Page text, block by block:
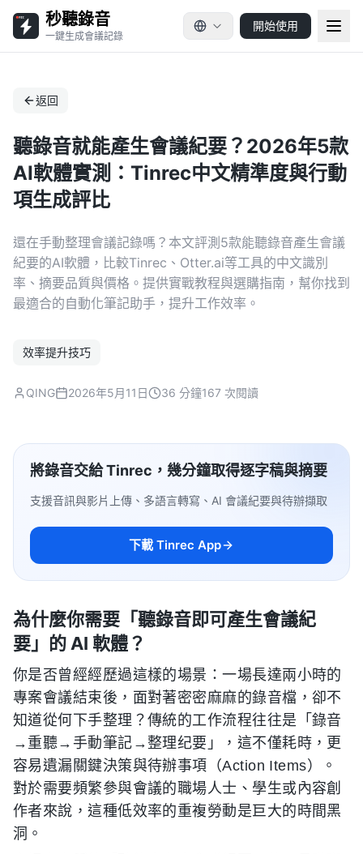
秒聽錄音
一鍵生成會議記錄
開始使用
返回
聽錄音就能產生會議紀要？2026年5款
AI軟體實測：Tinrec中文精準度與行動
項生成評比
還在手動整理會議記錄嗎？本文評測5款能聽錄音產生會議
紀要的AI軟體，比較Tinrec、Otter.ai等工具的中文識別
率、摘要品質與價格。提供實戰教程與選購指南，幫你找到
最適合的自動化筆記助手，提升工作效率。
效率提升技巧
QING 2026年5月11日 36 分鐘167 次閱讀
將錄音交給 Tinrec，幾分鐘取得逐字稿與摘要
支援音訊與影片上傳、多語言轉寫、AI 會議紀要與待辦擷取
下載 Tinrec App
為什麼你需要「聽錄音即可產生會議紀
要」的 AI 軟體？
你是否曾經經歷過這樣的場景：一場長達兩小時的
專案會議結束後，面對著密密麻麻的錄音檔，卻不
知道從何下手整理？傳統的工作流程往往是「錄音
→重聽→手動筆記→整理纪要」，這不僅耗時，更
容易遺漏關鍵決策與待辦事項（Action Items）。
對於需要頻繁參與會議的職場人士、學生或內容創
作者來說，這種低效率的重複勞動是巨大的時間黑
洞。